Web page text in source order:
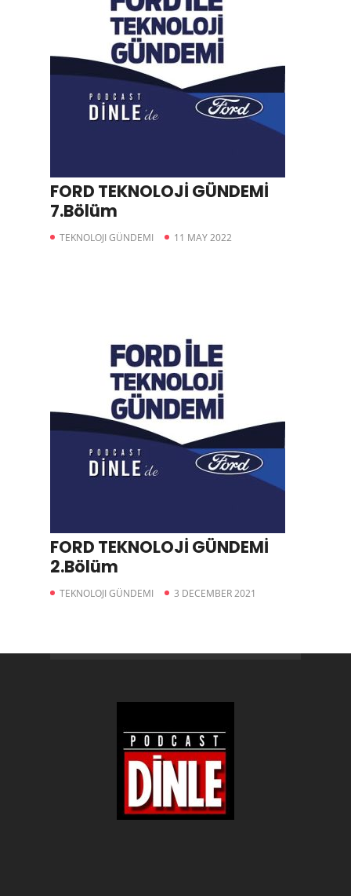
FORD TEKNOLOJİ GÜNDEMİ
7.Bölüm
TEKNOLOJI GÜNDEMI 11 MAY 2022
FORD TEKNOLOJİ GÜNDEMİ
2.Bölüm
TEKNOLOJI GÜNDEMI 3 DECEMBER 2021